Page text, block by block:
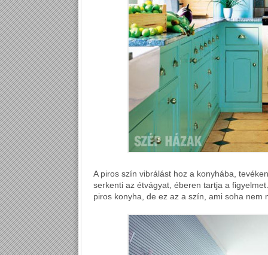
A piros szín vibrálást hoz a konyhába,
serkenti az étvágyat, éberen tartja a
piros konyha, de ez az a szín, ami soha nem